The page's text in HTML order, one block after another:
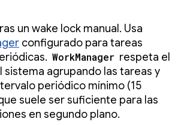
un wake lock manual. Usa
configurado para tareas
WorkManager respeta el
sistema agrupando las tareas y
periódico mínimo (15
suele ser suficiente para las
en segundo plano.